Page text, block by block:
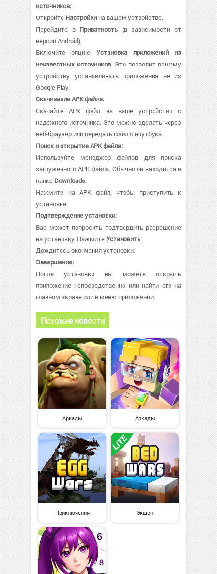
источников:
Откройте Настройки на вашем устройстве.
Перейдите в Приватность (в зависимости от
версии Android).
Включите опцию Установка приложений из
неизвестных источников. Это позволит вашему
устройству устанавливать приложения не из
Google Play.
Скачивание APK файла:
Скачайте APK файл на ваше устройство с
надежного источника. Это можно сделать через
веб-браузер или передать файл с ноутбука.
Поиск и открытие APK файла:
Используйте менеджер файлов для поиска
загруженного APK файла. Обычно он находится в
папке Downloads.
Нажмите на APK файл, чтобы приступить к
установке.
Подтверждение установки:
Вас может попросить подтвердить разрешение
на установку. НажмитеУстановить.
Дождитесь окончания установки.
Завершение:
После установки вы можете открыть
приложение непосредственно или найти его на
главном экране или в меню приложений.
Похожие новости
Аркады Аркады
Приключения Экшен